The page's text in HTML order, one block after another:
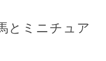
とミニチュア